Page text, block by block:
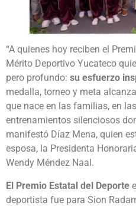
“A quienes hoy reciben el
Mérito Deportivo Yucateco
pero profundo: su esfuerzo
medalla, torneo y meta
que nace en las familias, en
entrenamientos silenciosos
manifestó Díaz Mena, quien
esposa, la Presidenta
Wendy Méndez Naal.
El Premio Estatal del Deporte
deportista fue para Sion